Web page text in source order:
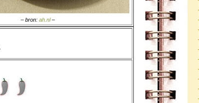
– bron: ah.nl–